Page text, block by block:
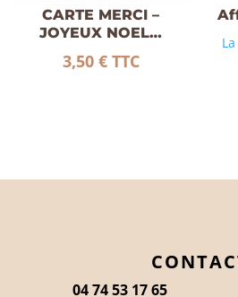
CARTE MERCI –
JOYEUX NOEL…
3,50 € TTC
04 74 53 17 65